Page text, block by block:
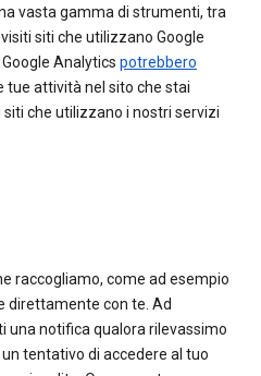
vasta gamma di strumenti, tra
siti che utilizzano Google
Analytics potrebbero
tue attività nel sito che stai
che utilizzano i nostri servizi
raccogliamo, come ad esempio
direttamente con te. Ad
notifica qualora rilevassimo
tentativo di accedere al tuo